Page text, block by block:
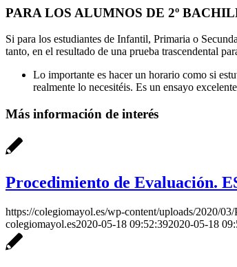
PARA LOS ALUMNOS DE 2º
Si para los estudiantes de Infantil, Primaria o
tanto, en el resultado de una prueba trascendental
Lo importante es hacer un horario como si
realmente lo necesitéis. Es un ensayo
Más información de interés
Procedimiento de Evaluación.
https://colegiomayol.es/wp-content/uploads/2020/
colegiomayol.es2020-05-18 09:52:392020-05-18